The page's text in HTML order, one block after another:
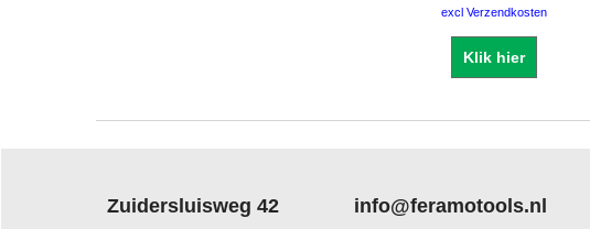
excl Verzendkosten
Klik hier
Zuidersluisweg 42
info@feramotools.nl